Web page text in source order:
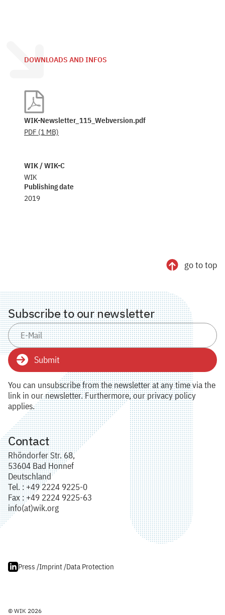
DOWNLOADS AND INFOS
WIK-Newsletter_115_Webversion.pdf
PDF (1 MB)
WIK / WIK-C
WIK
Publishing date
2019
go to top
Subscribe to our newsletter
Submit
You can unsubscribe from the newsletter at any time via the
link in our newsletter. Furthermore, our privacy policy
applies.
Contact
Rhöndorfer Str. 68,
53604 Bad Honnef
Deutschland
Tel. : +49 2224 9225-0
Fax : +49 2224 9225-63
info(at)wik.org
Press /Imprint /Data Protection
© WIK 2026